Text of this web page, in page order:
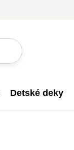
Detské deky